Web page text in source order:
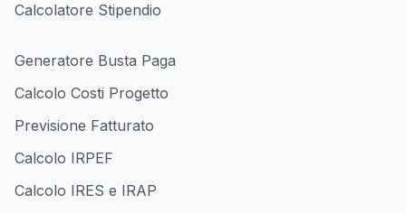
Calcolatore Stipendio
Generatore Busta Paga
Calcolo Costi Progetto
Previsione Fatturato
Calcolo IRPEF
Calcolo IRES e IRAP